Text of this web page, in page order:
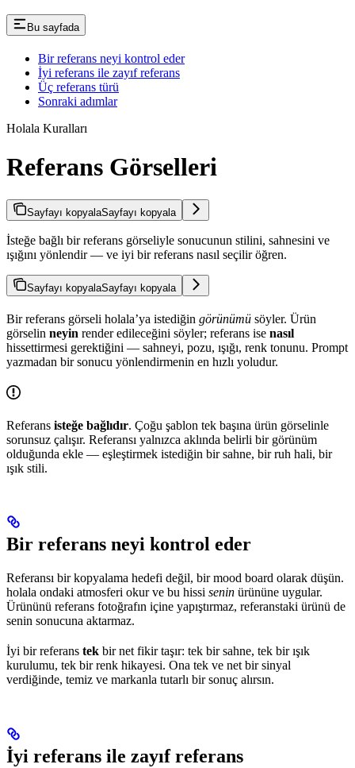
Bu sayfada
Bir referans neyi kontrol eder
İyi referans ile zayıf referans
Üç referans türü
Sonraki adımlar
Holala Kuralları
Referans Görselleri
Sayfayı kopyalaSayfayı kopyala
İsteğe bağlı bir referans görseliyle sonucunun stilini, sahnesini ve
ışığını yönlendir — ve iyi bir referans nasıl seçilir öğren.
Sayfayı kopyalaSayfayı kopyala
Bir referans görseli holala’ya istediğin görünümü söyler. Ürün
görselin neyin render edileceğini söyler; referans ise nasıl
hissettirmesi gerektiğini — sahneyi, pozu, ışığı, renk tonunu. Prompt
yazmadan bir sonucu yönlendirmenin en hızlı yoludur.
Referans isteğe bağlıdır. Çoğu şablon tek başına ürün görselinle
sorunsuz çalışır. Referansı yalnızca aklında belirli bir görünüm
olduğunda ekle — eşleştirmek istediğin bir sahne, bir ruh hali, bir
ışık stili.
Bir referans neyi kontrol eder
Referansı bir kopyalama hedefi değil, bir mood board olarak düşün.
holala ondaki atmosferi okur ve bu hissi senin ürününe uygular.
Ürününü referans fotoğrafın içine yapıştırmaz, referanstaki ürünü de
senin sonucuna aktarmaz.
İyi bir referans tek bir net fikir taşır: tek bir sahne, tek bir ışık
kurulumu, tek bir renk hikayesi. Ona tek ve net bir sinyal
verdiğinde, temiz ve markanla tutarlı bir sonuç alırsın.
İyi referans ile zayıf referans